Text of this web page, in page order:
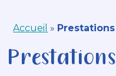
Accueil » Prestations
Prestations